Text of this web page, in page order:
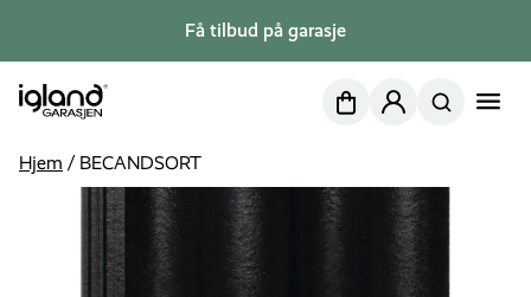
Få tilbud på garasje
NettbutikkMin side
Hjem / BECANDSORT